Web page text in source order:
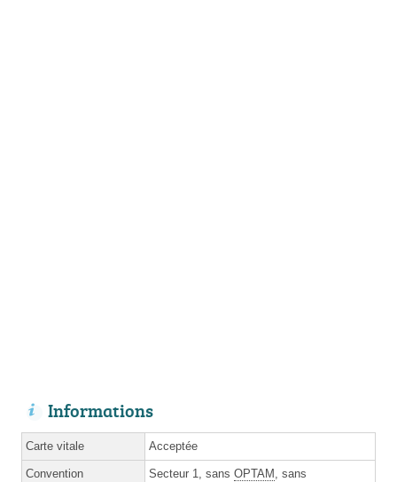
Informations
Carte vitale Acceptée
Convention Secteur 1, sans OPTAM , sans